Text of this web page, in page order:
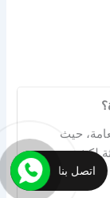
حيث
لكشف
اتصل بنا